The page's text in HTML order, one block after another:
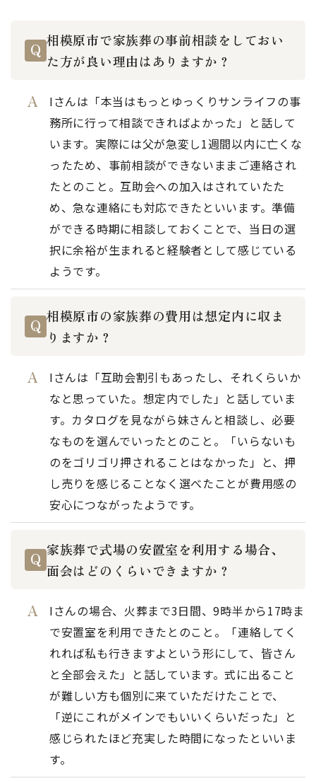
相模原市で家族葬の事前相談をしておい
た方が良い理由はありますか？
Iさんは「本当はもっとゆっくりサンライフの事
務所に行って相談できればよかった」と話して
います。実際には父が急変し1週間以内に亡くな
ったため、事前相談ができないままご連絡され
たとのこと。互助会への加入はされていたた
め、急な連絡にも対応できたといいます。準備
ができる時期に相談しておくことで、当日の選
択に余裕が生まれると経験者として感じている
ようです。
相模原市の家族葬の費用は想定内に収ま
りますか？
Iさんは「互助会割引もあったし、それくらいか
なと思っていた。想定内でした」と話していま
す。カタログを見ながら妹さんと相談し、必要
なものを選んでいったとのこと。「いらないも
のをゴリゴリ押されることはなかった」と、押
し売りを感じることなく選べたことが費用感の
安心につながったようです。
家族葬で式場の安置室を利用する場合、
面会はどのくらいできますか？
Iさんの場合、火葬まで3日間、9時半から17時ま
で安置室を利用できたとのこと。「連絡してく
れれば私も行きますよという形にして、皆さん
と全部会えた」と話しています。式に出ること
が難しい方も個別に来ていただけたことで、
「逆にこれがメインでもいいくらいだった」と
感じられたほど充実した時間になったといいま
す。